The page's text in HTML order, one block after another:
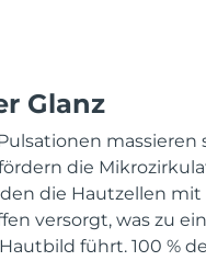
Glanz
massieren
die
die Hautzellen mit
versorgt, was zu
führt. 100 %